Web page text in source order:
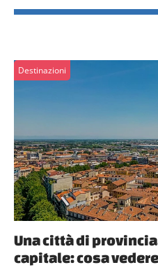
Destinazioni
Una città di
capitale: cosa